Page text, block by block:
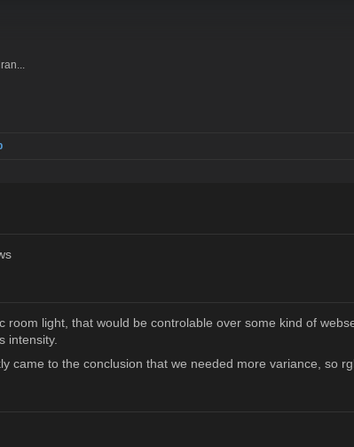
room light, that would be controlable over some kind of
intensity.
came to the conclusion that we needed more variance, so